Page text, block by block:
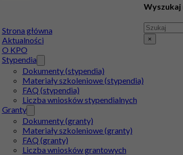
Strona główna
Aktualności
O KPO
Stypendia
Dokumenty (stypendia)
Materiały szkoleniowe (stypendia)
FAQ (stypendia)
Liczba wniosków stypendialnych
Granty
Dokumenty (granty)
Materiały szkoleniowe (granty)
FAQ (granty)
Liczba wniosków grantowych
Wyszukaj
Szukaj
×